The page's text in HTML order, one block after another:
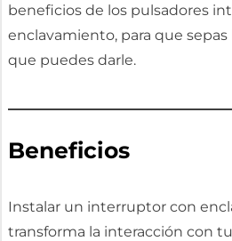
beneficios de los pulsadores
enclavamiento, para que
que puedes darle.
Beneficios
Instalar un interruptor con
transforma la interacción con